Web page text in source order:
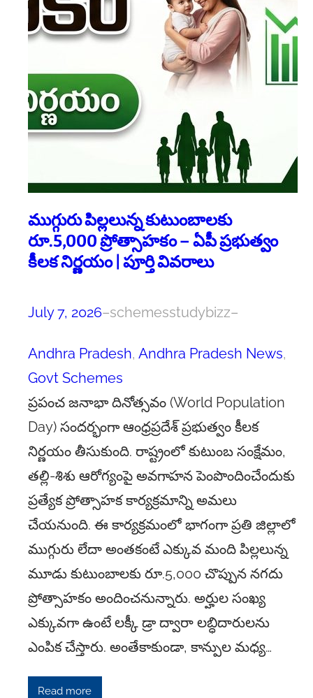
ముగ్గురు పిల్లలున్న కుటుంబాలకు
రూ.5,000 ప్రోత్సాహకం – ఏపీ ప్రభుత్వం
కీలక నిర్ణయం | పూర్తి వివరాలు
July 7, 2026–schemesstudybizz–
Andhra Pradesh, Andhra Pradesh News
Govt Schemes
ప్రపంచ జనాభా దినోత్సవం (World Population
Day) సందర్భంగా ఆంధ్రప్రదేశ్ ప్రభుత్వం కీలక
నిర్ణయం తీసుకుంది. రాష్ట్రంలో కుటుంబ సంక్షేమం,
తల్లి-శిశు ఆరోగ్యంపై అవగాహన పెంపొందించేందుకు
ప్రత్యేక ప్రోత్సాహక కార్యక్రమాన్ని అమలు
చేయనుంది. ఈ కార్యక్రమంలో భాగంగా ప్రతి జిల్లాలో
ముగ్గురు లేదా అంతకంటే ఎక్కువ మంది పిల్లలున్న
మూడు కుటుంబాలకు రూ.5,000 చొప్పున నగదు
ప్రోత్సాహకం అందించనున్నారు. అర్హుల సంఖ్య
ఎక్కువగా ఉంటే లక్కీ డ్రా ద్వారా లబ్ధిదారులను
ఎంపిక చేస్తారు. అంతేకాకుండా, కాన్పుల మధ్య…
Read more